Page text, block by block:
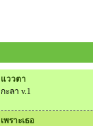
แววตา
กะลา v.1
เพราะเธอ